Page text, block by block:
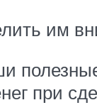
им
при